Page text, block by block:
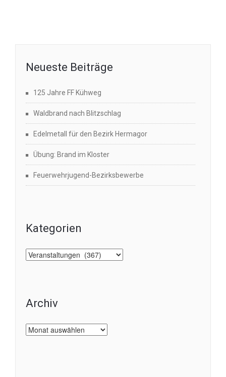
Neueste Beiträge
125 Jahre FF Kühweg
Waldbrand nach Blitzschlag
Edelmetall für den Bezirk Hermagor
Übung: Brand im Kloster
Feuerwehrjugend-Bezirksbewerbe
Kategorien
Kategorien
Archiv
Archiv